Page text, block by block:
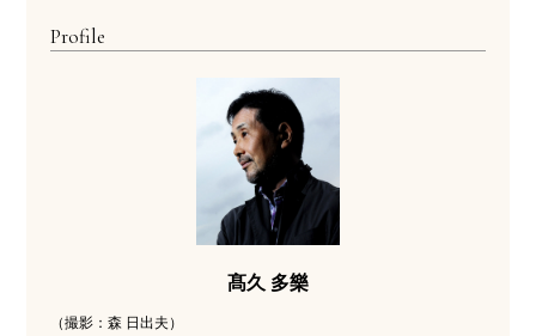
Profile
髙久 多樂
（撮影：森 日出夫）